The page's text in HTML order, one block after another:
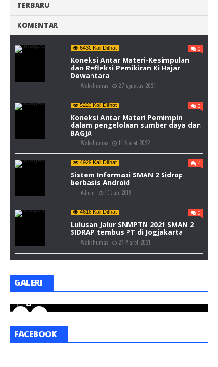
TERBARU
KOMENTAR
6430 Kali Dilihat 0
Koneksi Antar Materi-Kesimpulan
dan Refleksi Pemikiran Ki Hajar
Dewantara
Wakahumas 27 Agustus 2021
5223 Kali Dilihat 0
Koneksi Antar Materi Pemimpin
dalam pengelolaan sumber daya dan
BAGJA
Wakahumas 11 Maret 2022
4929 Kali Dilihat 4
Sistem Informasi SMAN 2 Sidrap
berbasis Android
Admin 13 Juli 2019
4618 Kali Dilihat 0
Lulusan Jalur SNMPTN 2021 SMAN 2
SIDRAP tembus PT di Jogjakarta
Wakahumas 24 Maret 2021
GALERI
Kegiatan Sekolah
FACEBOOK